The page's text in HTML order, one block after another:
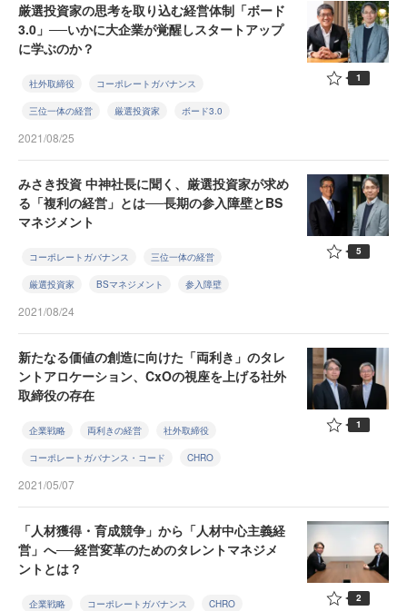
厳選投資家の思考を取り込む経営体制「ボード
3.0」──いかに大企業が覚醒しスタートアップ
に学ぶのか？
社外取締役 コーポレートガバナンス
三位一体の経営 厳選投資家 ボード3.0
2021/08/25
1
みさき投資 中神社長に聞く、厳選投資家が求め
る「複利の経営」とは──長期の参入障壁とBS
マネジメント
コーポレートガバナンス 三位一体の経営
厳選投資家 BSマネジメント 参入障壁
2021/08/24
5
新たなる価値の創造に向けた「両利き」のタレ
ントアロケーション、CxOの視座を上げる社外
取締役の存在
企業戦略 両利きの経営 社外取締役
コーポレートガバナンス・コード CHRO
2021/05/07
1
「人材獲得・育成競争」から「人材中心主義経
営」へ──経営変革のためのタレントマネジメ
ントとは？
企業戦略 コーポレートガバナンス CHRO 2